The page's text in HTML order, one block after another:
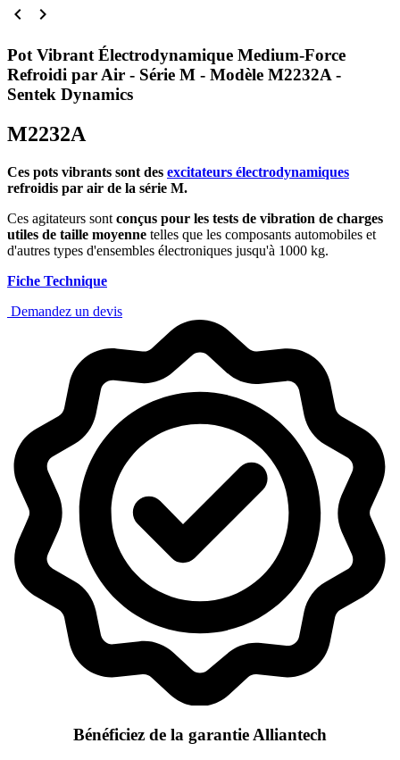
 
Pot Vibrant Électrodynamique Medium-Force
Refroidi par Air - Série M - Modèle M2232A -
Sentek Dynamics
M2232A
Ces pots vibrants sont des excitateurs électrodynamiques
refroidis par air de la série M.
Ces agitateurs sont conçus pour les tests de vibration de charges
utiles de taille moyenne telles que les composants automobiles et
d'autres types d'ensembles électroniques jusqu'à 1000 kg.
Fiche Technique
Demandez un devis
Bénéficiez de la garantie Alliantech